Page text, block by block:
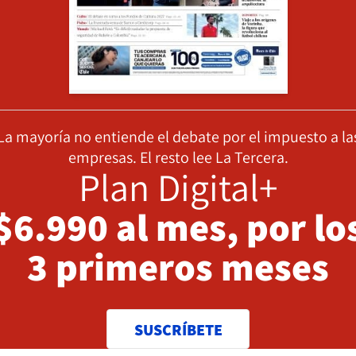
mayoría no entiende el debate por el impuesto a
empresas. El resto lee La Tercera.
Plan Digital+
al mes, por
3 primeros meses
SUSCRÍBETE